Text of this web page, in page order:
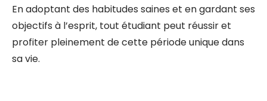
En adoptant des habitudes saines et en gardant ses
objectifs à l’esprit, tout étudiant peut réussir et
profiter pleinement de cette période unique dans
sa vie.